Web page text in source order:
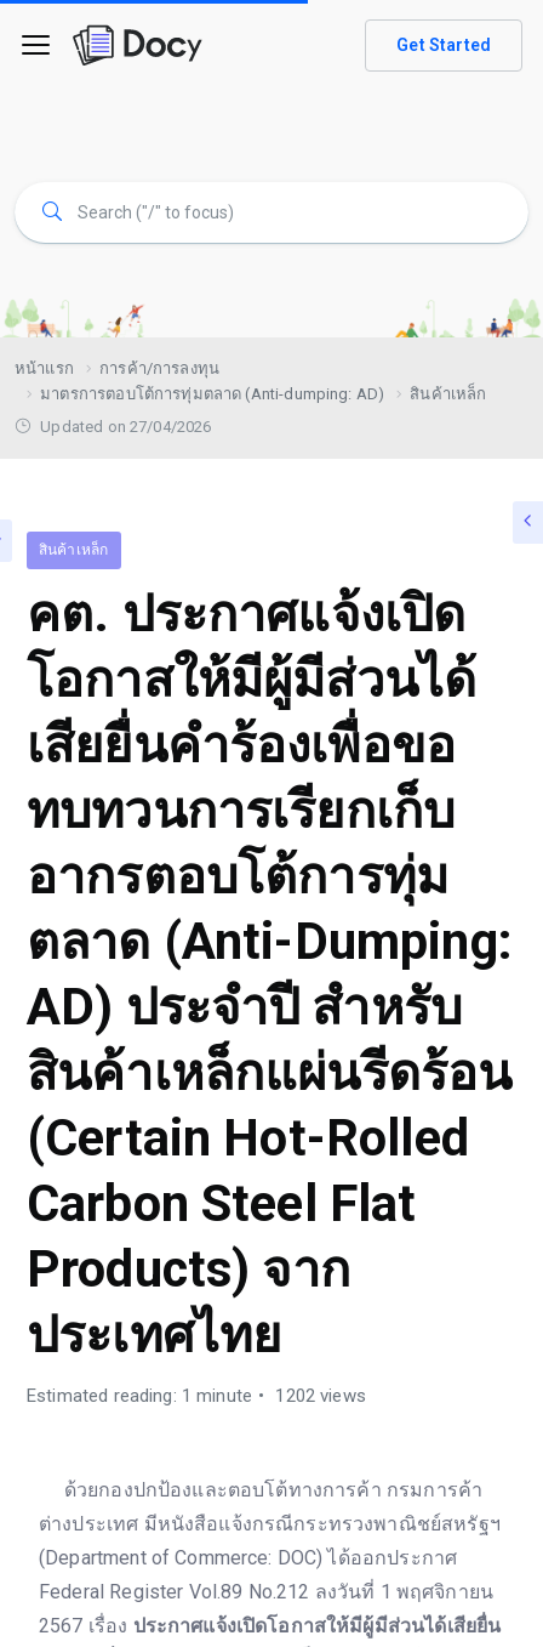
Get Started
หน้าแรก
การค้า/การลงทุน
มาตรการตอบโต้การทุ่มตลาด (Anti-dumping: AD)
สินค้าเหล็ก
Updated on 27/04/2026
สินค้าเหล็ก
คต. ประกาศแจ้งเปิด
โอกาสให้มีผู้มีส่วนได้
เสียยื่นคำร้องเพื่อขอ
ทบทวนการเรียกเก็บ
อากรตอบโต้การทุ่ม
ตลาด (Anti-Dumping:
AD) ประจำปี สำหรับ
สินค้าเหล็กแผ่นรีดร้อน
(Certain Hot-Rolled
Carbon Steel Flat
Products) จาก
ประเทศไทย
Estimated reading: 1 minute 1202 views
ด้วยกองปกป้องและตอบโต้ทางการค้า กรมการค้า
ต่างประเทศ มีหนังสือแจ้งกรณีกระทรวงพาณิชย์สหรัฐฯ
(Department of Commerce: DOC) ได้ออกประกาศ
Federal Register Vol.89 No.212 ลงวันที่ 1 พฤศจิกายน
2567 เรื่อง ประกาศแจ้งเปิดโอกาสให้มีผู้มีส่วนได้เสียยื่น